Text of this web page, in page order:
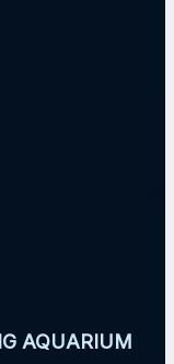
AQUARIUM